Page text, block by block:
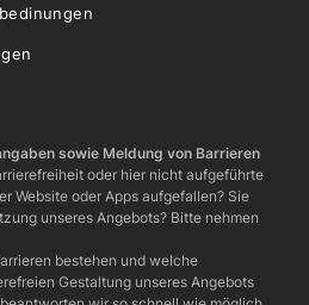
sowie Meldung von Barrieren
oder hier nicht aufgeführte
Website oder Apps aufgefallen? Sie
unseres Angebots? Bitte nehmen
bestehen und welche
Gestaltung unseres Angebots